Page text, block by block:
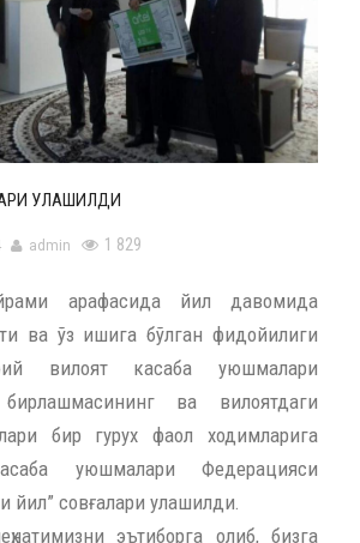
УЛАШИЛДИ
admin 1 829
арафасида йил давомида
ва ўз ишига бўлган фидойилиги
вилоят касаба уюшмалари
бирлашмасининг ва вилоятдаги
бир гурух фаол ходимларига
уюшмалари Федерацияси
йил” совғалари улашилди.
эътиборга олиб, бизга